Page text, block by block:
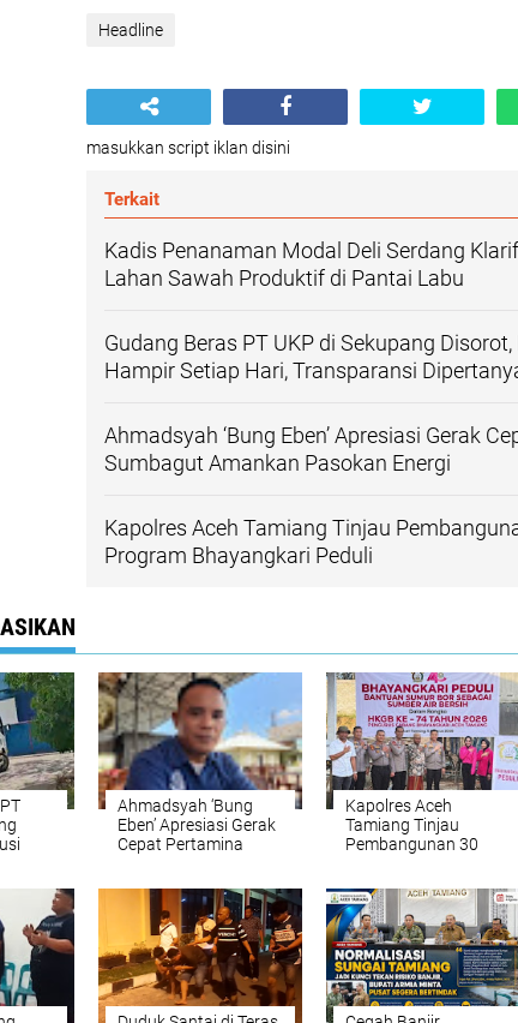
Headline
masukkan script iklan disini
Terkait
Kadis Penanaman Modal Deli Serdang
Lahan Sawah Produktif di Pantai Labu
Gudang Beras PT UKP di Sekupang
Hampir Setiap Hari, Transparansi
Ahmadsyah ‘Bung Eben’ Apresiasi Gerak
Sumbagut Amankan Pasokan Energi
Kapolres Aceh Tamiang Tinjau
Program Bhayangkari Peduli
Ahmadsyah ‘Bung
Eben’ Apresiasi Gerak
Cepat Pertamina
Kapolres Aceh
Tamiang Tinjau
Pembangunan 30